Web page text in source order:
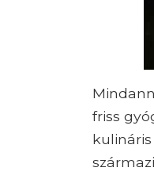
friss